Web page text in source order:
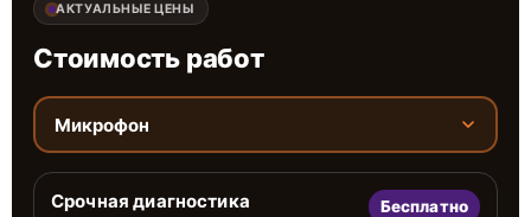
АКТУАЛЬНЫЕ ЦЕНЫ
Стоимость работ
Микрофон
Срочная диагностика Бесплатно